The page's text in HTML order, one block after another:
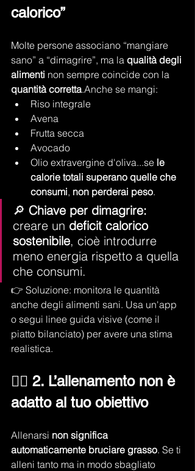
calorico”
Molte persone associano “mangiare
sano” a “dimagrire”, ma la qualità degli
alimenti non sempre coincide con la
quantità corretta.Anche se mangi:
Riso integrale
Avena
Frutta secca
Avocado
Olio extravergine d'oliva...se le
calorie totali superano quelle che
consumi, non perderai peso.
🔎 Chiave per dimagrire:
creare un deficit calorico
sostenibile, cioè introdurre
meno energia rispetto a quella
che consumi.
👉 Soluzione: monitora le quantità
anche degli alimenti sani. Usa un'app
o segui linee guida visive (come il
piatto bilanciato) per avere una stima
realistica.
🏋️‍♀️ 2. L’allenamento non è
adatto al tuo obiettivo
Allenarsi non significa
automaticamente bruciare grasso. Se ti
alleni tanto ma in modo sbagliato